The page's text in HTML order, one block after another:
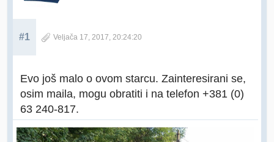
#1 Veljača 17, 2017, 20:24:20
Evo još malo o ovom starcu. Zainteresirani se,
osim maila, mogu obratiti i na telefon +381 (0)
63 240-817.